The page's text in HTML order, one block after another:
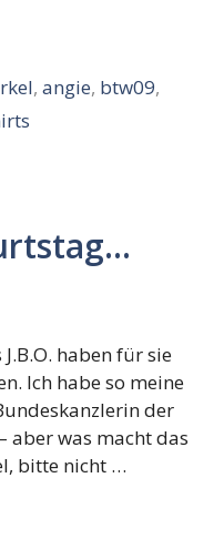
,angie, btw09,
haben für sie
Ich habe so meine
der
aber was macht das
bitte nicht …